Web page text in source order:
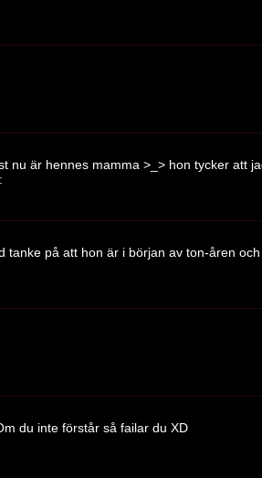
nu är hennes mamma >_> hon tycker att
tanke på att hon är i början av ton-åren
du inte förstår så failar du XD